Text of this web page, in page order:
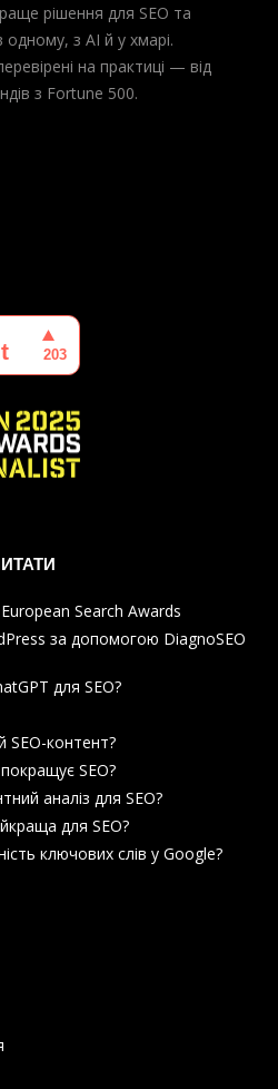
рішення для SEO та
з AI й у хмарі.
на практиці — від
з Fortune 500.
Search Awards
за допомогою DiagnoSEO
для SEO?
SEO-контент?
SEO?
аналіз для SEO?
для SEO?
ключових слів у Google?